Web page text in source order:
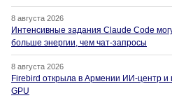
8 августа 2026
Интенсивные задания Claude Code
больше энергии, чем чат-запросы
8 августа 2026
Firebird открыла в Армении ИИ-центр и
GPU